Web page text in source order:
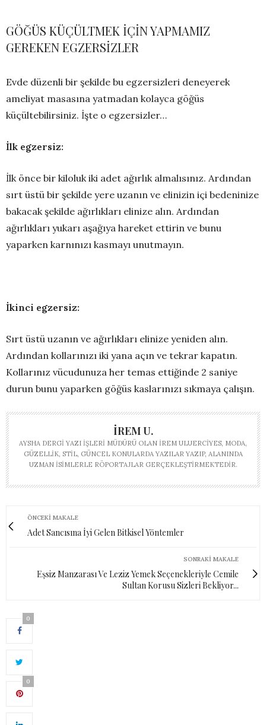
GÖĞÜS KÜÇÜLTMEK İÇİN YAPMAMIZ
GEREKEN EGZERSİZLER
Evde düzenli bir şekilde bu egzersizleri deneyerek
ameliyat masasına yatmadan kolayca göğüs
küçültebilirsiniz. İşte o egzersizler…
İlk egzersiz:
İlk önce bir kiloluk iki adet ağırlık almalısınız. Ardından
sırt üstü bir şekilde yere uzanın ve elinizin içi bedeninize
bakacak şekilde ağırlıkları elinize alın. Ardından
ağırlıkları yukarı aşağıya hareket ettirin ve bunu
yaparken karnınızı kasmayı unutmayın.
İkinci egzersiz:
Sırt üstü uzanın ve ağırlıkları elinize yeniden alın.
Ardından kollarınızı iki yana açın ve tekrar kapatın.
Kollarınız vücudunuza her temas ettiğinde 2 saniye
durun bunu yaparken göğüs kaslarınızı sıkmaya çalışın.
İREM U.
AYSHA DERGI YAZI İŞLERI MÜDÜRÜ OLAN İREM ULUERCIYES, MODA,
GÜZELLIK, STIL, GÜNCEL KONULARDA YAZILAR YAZIP, ALANINDA
UZMAN ISIMLERLE RÖPORTAJLAR GERÇEKLEŞTIRMEKTEDIR.
ÖNCEKI MAKALE
Adet Sancısına İyi Gelen Bitkisel Yöntemler
SONRAKI MAKALE
Eşsiz Manzarası Ve Leziz Yemek Seçenekleriyle Cemile
Sultan Korusu Sizleri Bekliyor...
0
0